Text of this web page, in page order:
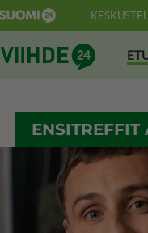
Suomi24 Viihde